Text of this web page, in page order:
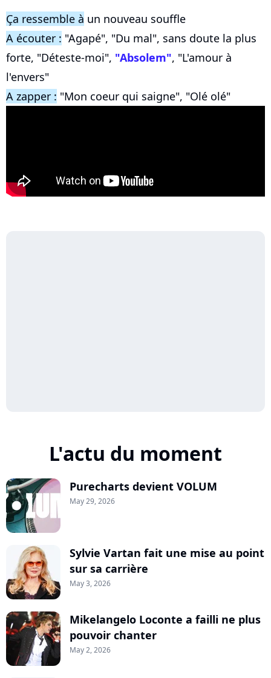
Ça ressemble à un nouveau souffle
A écouter : "Agapé", "Du mal", sans doute la plus
forte, "Déteste-moi", "Absolem", "L'amour à
l'envers"
A zapper : "Mon coeur qui saigne", "Olé olé"
L'actu du moment
Purecharts devient VOLUM
May 29, 2026
Sylvie Vartan fait une mise au point
sur sa carrière
May 3, 2026
Mikelangelo Loconte a failli ne plus
pouvoir chanter
May 2, 2026